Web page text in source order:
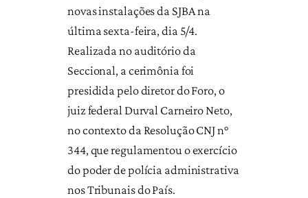
novas instalações da SJBA na
última sexta-feira, dia 5/4.
Realizada no auditório da
Seccional, a cerimônia foi
presidida pelo diretor do Foro, o
juiz federal Durval Carneiro Neto,
no contexto da Resolução CNJ n°
344, que regulamentou o exercício
do poder de polícia administrativa
nos Tribunais do País.